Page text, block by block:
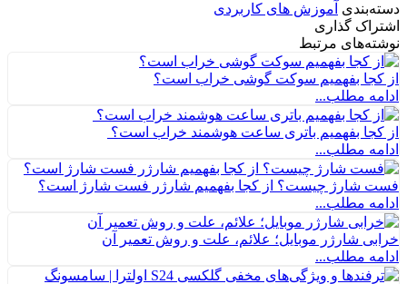
دسته‌بندی آموزش های کاربردی
اشتراک گذاری
نوشته‌های مرتبط
از کجا بفهمیم سوکت گوشی خراب است؟
ادامه مطلب...
از کجا بفهمیم باتری ساعت هوشمند خراب است؟
ادامه مطلب...
فست شارژ چیست؟ از کجا بفهمیم شارژر فست شارژ است؟
ادامه مطلب...
خرابی شارژر موبایل؛ علائم، علت و روش تعمیر آن
ادامه مطلب...